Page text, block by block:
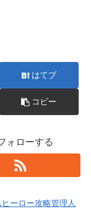
はてブ
コピー
ォローする
ーロー攻略管理人